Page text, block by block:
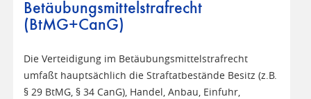
Betäubungsmittelstrafrecht
(BtMG+CanG)
Die Verteidigung im Betäubungsmittelstrafrecht
umfaßt hauptsächlich die Straftatbestände Besitz (z.B.
§ 29 BtMG, § 34 CanG), Handel, Anbau, Einfuhr,